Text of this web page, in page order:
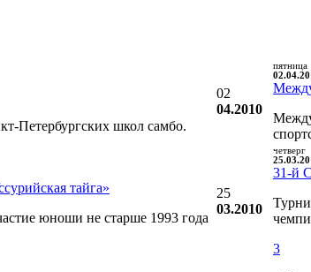
Петербургских школ самбо.
02
04.2010
пятница
тайга»
юноши не старше 1993 года
25
03.2010
четверг
31-й
3